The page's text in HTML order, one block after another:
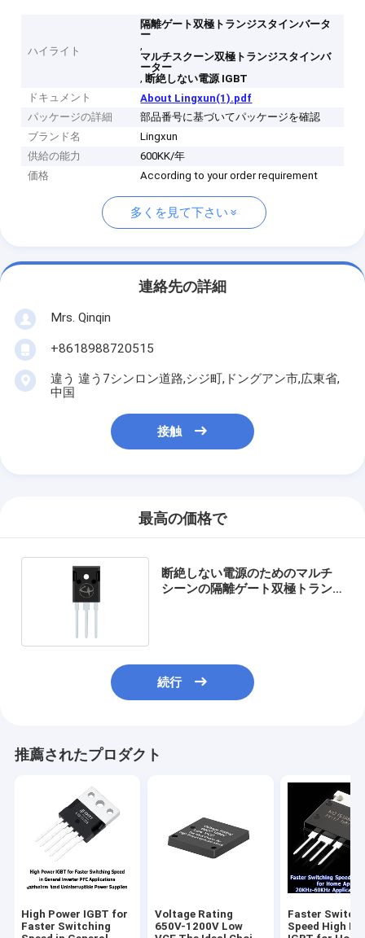
ハイライト
隔離ゲート双極トランジスタインバータ
ー
,
マルチスクーン双極トランジスタインバ
ーター
,断絶しない電源 IGBT
ドキュメント
About Lingxun(1).pdf
パッケージの詳細
部品番号に基づいてパッケージを確認
ブランド名
Lingxun
供給の能力
600KK/年
価格
According to your order requirement
多くを見て下さい
連絡先の詳細
Mrs. Qinqin
+8618988720515
違う 違う7シンロン道路,シジ町,ドングアン市,広東省,
中国
接触
最高の価格で
断絶しない電源のためのマルチ
シーンの隔離ゲート双極トラン
続行
推薦されたプロダクト
High Power IGBT for
Faster Switching
Voltage Rating
650V-1200V Low
Faster
Speed High